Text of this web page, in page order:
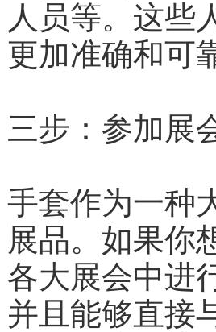
人员等。这些
更加准确和可
三步：参加展
手套作为
展品。如果你
各大展会中进
并且能够直接